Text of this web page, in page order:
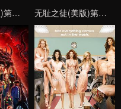
无耻之徒(美版)第五季 无耻之徒(美版)第四季